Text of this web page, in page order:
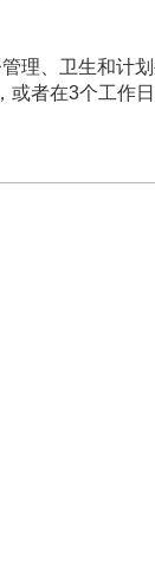
理、卫生和计
者在3个工作